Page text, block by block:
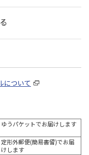
について
ゆうパケットでお届けします
定形外郵便(簡易書留)でお届
けします